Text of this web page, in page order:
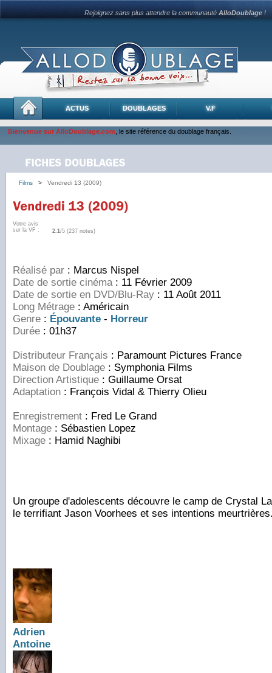
Rejoignez sans plus attendre la communautéAlloDoublage !
ACTUS DOUBLAGES V.F
Bienvenue sur AlloDoublage.com , le site référence du doublage français.
Films > Vendredi 13 (2009)
Votre avis
sur la VF :
2.1/5 (237 notes)
Réalisé par : Marcus Nispel
Date de sortie cinéma : 11 Février 2009
Date de sortie en DVD/Blu-Ray : 11 Août 2011
Long Métrage : Américain
Genre : Épouvante - Horreur
Durée : 01h37
Distributeur Français : Paramount Pictures France
Maison de Doublage : Symphonia Films
Direction Artistique : Guillaume Orsat
Adaptation : François Vidal & Thierry Olieu
Enregistrement : Fred Le Grand
Montage : Sébastien Lopez
Mixage : Hamid Naghibi
Un groupe d'adolescents découvre le camp de Crystal
le terrifiant Jason Voorhees et ses intentions
Adrien
Antoine